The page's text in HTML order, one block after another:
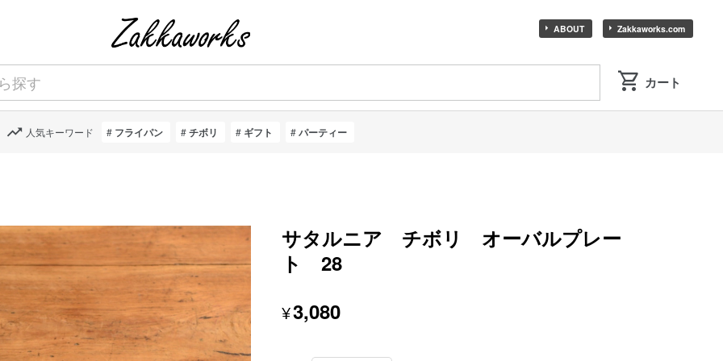
ABOUT Zakkaworks.com
人気キーワード フライパン チボリ ギフト パーティー
サタルニア チボリ オーバルプレー
ト 28
¥3,080